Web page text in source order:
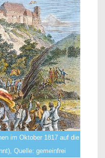
im Oktober 1817 auf die
Quelle: gemeinfrei